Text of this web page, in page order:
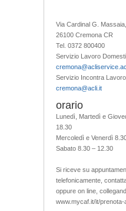
Via Cardinal G.
26100 Cremona CR
Tel. 0372 800400
Servizio Lavoro
Servizio Incontra
cremona@acli.it
orario
Lunedì, Martedì e
18.30
Mercoledì e Venerdì
Sabato 8.30 – 12.30
Si riceve su
telefonicamente,
oppure on line,
www.mycaf.it/it/